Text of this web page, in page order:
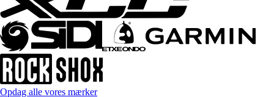
Opdag alle vores mærker